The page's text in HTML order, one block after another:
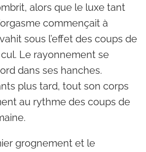
alors que le luxe tant
commençait à
sous l’effet des coups de
Le rayonnement se
dans ses hanches.
plus tard, tout son corps
au rythme des coups de
grognement et le